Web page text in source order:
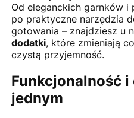
Od eleganckich garnków i
po praktyczne narzędzia
gotowania – znajdziesz u
dodatki, które zmieniają
czystą przyjemność.
Funkcjonalność
jednym